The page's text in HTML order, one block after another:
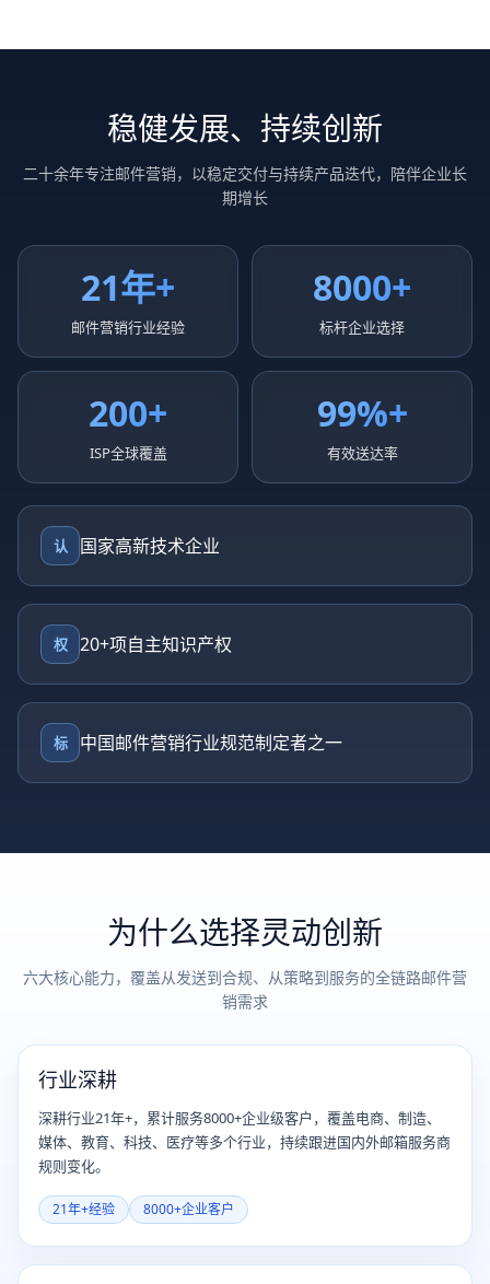
稳健发展、持续创新
二十余年专注邮件营销，以稳定交付与持续产品迭代，陪伴企业长
期增长
21年+
邮件营销行业经验
8000+
标杆企业选择
200+
ISP全球覆盖
99%+
有效送达率
认 国家高新技术企业
权 20+项自主知识产权
标 中国邮件营销行业规范制定者之一
为什么选择灵动创新
六大核心能力，覆盖从发送到合规、从策略到服务的全链路邮件营
销需求
行业深耕
深耕行业21年+，累计服务8000+企业级客户，覆盖电商、制造、
媒体、教育、科技、医疗等多个行业，持续跟进国内外邮箱服务商
规则变化。
21年+经验 8000+企业客户